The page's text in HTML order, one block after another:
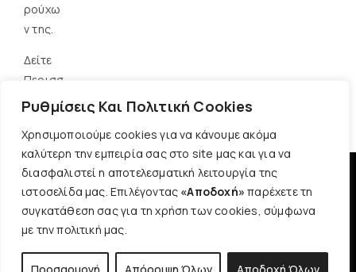
Ρυθμίσεις Και Πολιτική Cookies
Χρησιμοποιούμε cookies για να κάνουμε ακόμα
καλύτερη την εμπειρία σας στο site μας και για να
διασφαλιστεί η αποτελεσματική λειτουργία της
ιστοσελίδα μας. Επιλέγοντας «Αποδοχή» παρέχετε τη
συγκατάθεση σας για τη χρήση των cookies, σύμφωνα
με την πολιτική μας.
ρούχω
ν της.
Δείτε
Περισσ
ότερα
Cossinelle © Copyright 2025 | All Rights Reserved | Plus Size -
Παντελόνια - Μπλούζες - Πουκάμισα - Σακάκια | Αρ. Γ.Ε.ΜΗ.: